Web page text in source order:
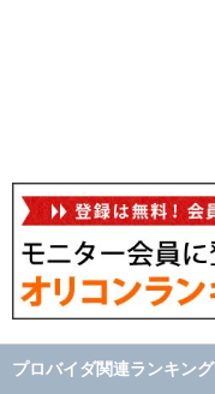
プロバイダ関連ランキング